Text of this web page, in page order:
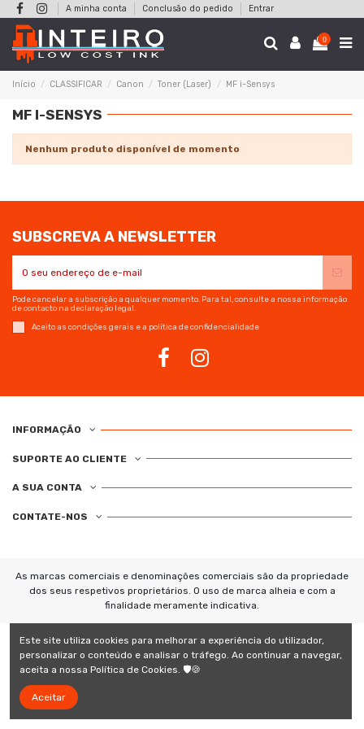
A minha conta Conclusão do pedido Entrar
0
Início CLASSIFICAR Canon Toner (Laser) MF i-Sensys
MF I-SENSYS
Nenhum produto disponível de momento
SUBSCREVA A NEWSLETTER
Pode cancelar a subscrição a qualquer momento. Para tal, consulte a nossa informação
de contacto na declaração legal.
Aceito as condições gerais e a política de confidencialidade
INFORMAÇÃO
SUPORTE AO CLIENTE
A SUA CONTA
CONTATE-NOS
As marcas comerciais e denominações comerciais são da propriedade
dos seus respetivos proprietários. O uso de marca alheia e com a
finalidade meramente indicativa.
Este site utiliza cookies para melhorar a experiência do utilizador,
personalizar o conteúdo e analisar o tráfego. Ao continuar a navegar,
aceita a nossa Política de Cookies. 🛡️🍪
Aceitar